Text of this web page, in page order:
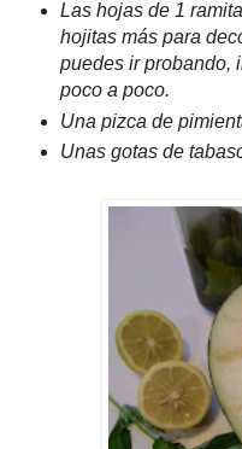
Las hojas de 1 ramita
hojitasmás para
puedes ir probando,
poco a poco.
Una pizca de
Unas gotas de